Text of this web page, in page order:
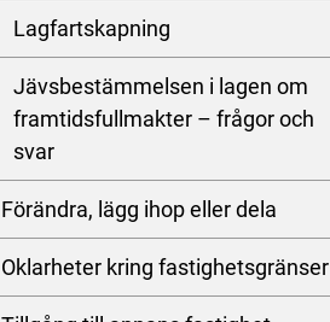
Lagfartskapning
Jävsbestämmelsen i lagen om
framtidsfullmakter – frågor och
svar
Förändra, lägg ihop eller dela
Oklarheter kring fastighetsgränser